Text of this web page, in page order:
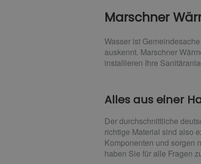
Marschner
Wasser ist
auskennt. Marschner
installieren Ihre
Alles aus einer
Der durchschnittliche
richtige Material sind also
Komponenten und sorgen
haben Sie für alle Fragen